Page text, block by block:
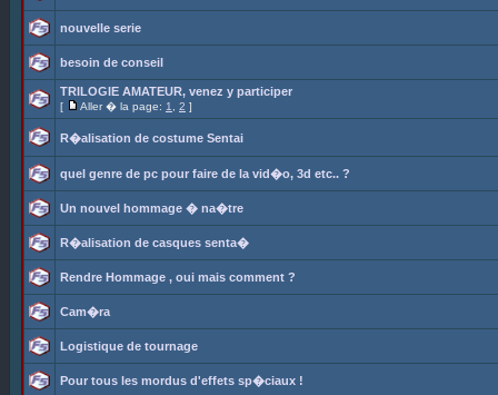
nouvelle serie
besoin de conseil
TRILOGIE AMATEUR, venez y participer
[ Aller � la page: 1 2 ]
R�alisation de costume Sentai
quel genre de pc pour faire de la vid�o, 3d etc.. ?
Un nouvel hommage � na�tre
R�alisation de casques senta�
Rendre Hommage , oui mais comment ?
Cam�ra
Logistique de tournage
Pour tous les mordus d'effets sp�ciaux !